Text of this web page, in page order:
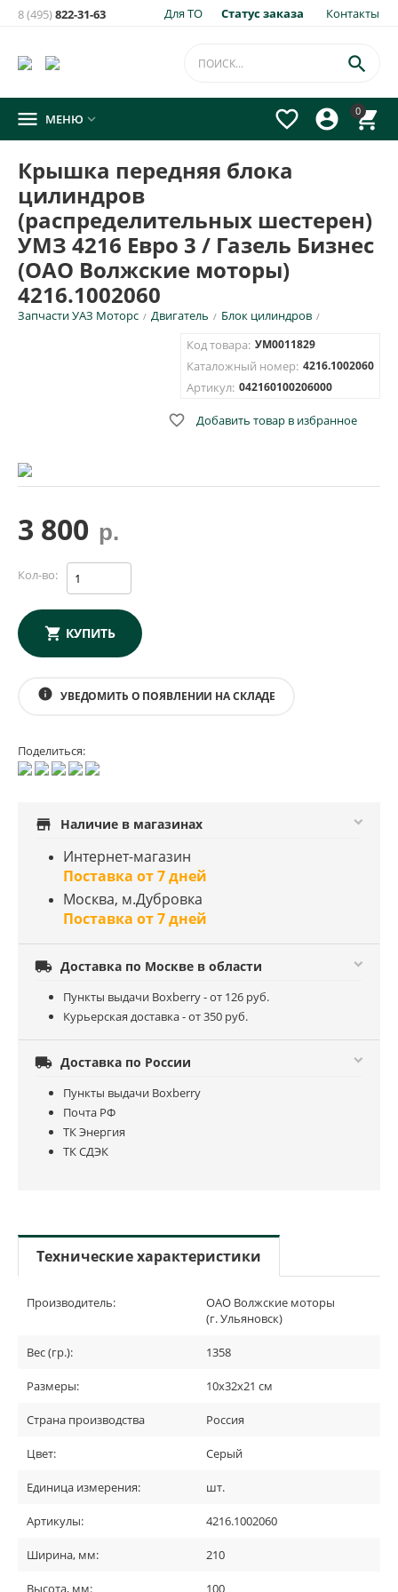
Для ТО Статус заказа Контакты
8 (495)822-31-63
0




 МЕНЮ 
Крышка передняя блока
цилиндров
(распределительных шестерен)
УМЗ 4216 Евро 3 / Газель Бизнес
(ОАО Волжские моторы)
4216.1002060
Запчасти УАЗ Моторс / Двигатель / Блок цилиндров /
Код товара: УМ0011829
Каталожный номер: 4216.1002060
Артикул: 042160100206000
 Добавить товар в избранное
3 800 р.
Кол-во:
КУПИТЬ
info УВЕДОМИТЬ О ПОЯВЛЕНИИ НА СКЛАДЕ
товара:
×
Крышка передняя блока цилиндров (распределительных
шестерен) УМЗ 4216 Евро 3 / Газель Бизнес (ОАО Волжские
моторы) 4216.1002060
Укажите e-mail и\или номер телефона для SMS уведомления.
E-mail для уведомления письмом
Номер телефона для SMS уведомления
Поделиться:
store Наличие в магазинах
Интернет-магазин
Поставка от 7 дней
Москва, м.Дубровка
Поставка от 7 дней
 Доставка по Москве в области
Пункты выдачи Boxberry - от 126 руб.
Курьерская доставка - от 350 руб.
 Доставка по России
Пункты выдачи Boxberry
Почта РФ
ТК Энергия
ТК СДЭК
Технические характеристики
Производитель:
ОАО Волжские моторы
(г. Ульяновск)
Вес (гр.): 1358
Размеры: 10х32х21 см
Страна производства Россия
Цвет: Серый
Единица измерения: шт.
Артикулы: 4216.1002060
Ширина, мм: 210
Высота, мм: 100